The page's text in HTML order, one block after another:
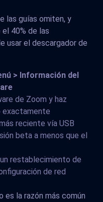
las guías omiten, y
40% de las
usar el descargador de
> Información del
de Zoom y haz
exactamente
reciente vía USB
beta a menos que el
restablecimiento de
de red
es la razón más común